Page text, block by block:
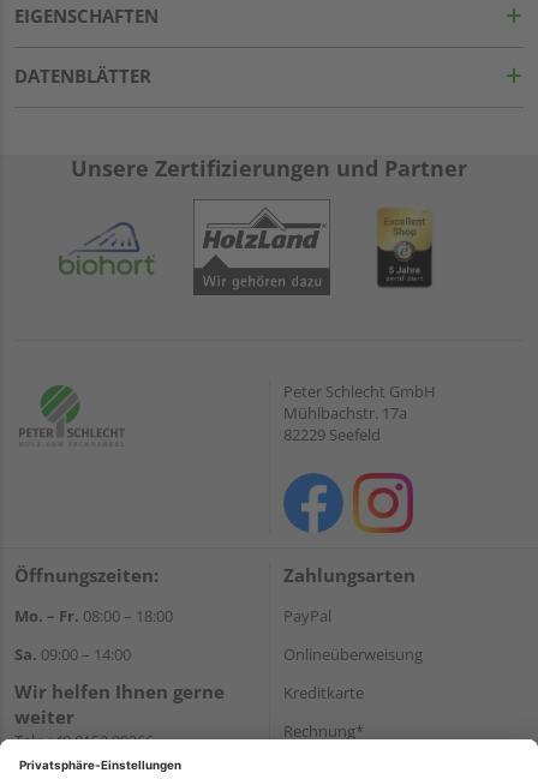
EIGENSCHAFTEN
DATENBLÄTTER
Unsere Zertifizierungen und Partner
Peter Schlecht GmbH
Mühlbachstr. 17a
82229 Seefeld
Öffnungszeiten:
Mo. – Fr. 08:00 – 18:00
Sa. 09:00 – 14:00
Wir helfen Ihnen gerne
weiter
Tel.:+49 8152 99266
E-Mail:shop@schlecht.de
Zahlungsarten
PayPal
Onlineüberweisung
Kreditkarte
Rechnung*